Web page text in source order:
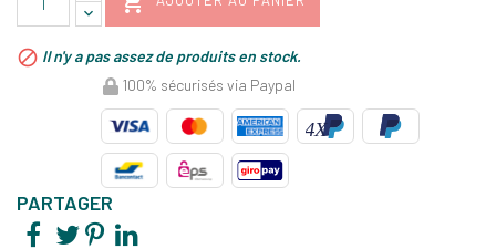
 Il n'y a pas assez de produits en stock.
100% sécurisés via Paypal
PARTAGER